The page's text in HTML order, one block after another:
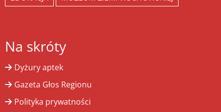
Na skróty
Dyżury aptek
Gazeta Głos Regionu
Polityka prywatności